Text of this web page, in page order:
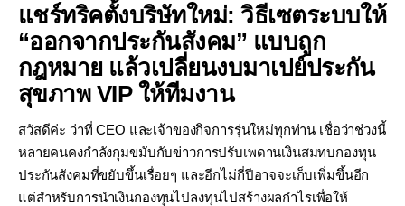
แชร์ทริคตั้งบริษัทใหม่: วิธีเซตระบบให้
“ออกจากประกันสังคม” แบบถูก
กฎหมาย แล้วเปลี่ยนงบมาเปย์ประกัน
สุขภาพ VIP ให้ทีมงาน
สวัสดีค่ะ ว่าที่ CEO และเจ้าของกิจการรุ่นใหม่ทุกท่าน เชื่อว่าช่วงนี้
หลายคนคงกำลังกุมขมับกับข่าวการปรับเพดานเงินสมทบกองทุน
ประกันสังคมที่ขยับขึ้นเรื่อยๆ และอีกไม่กี่ปีอาจจะเก็บเพิ่มขึ้นอีก
แต่สำหรับการนำเงินกองทุนไปลงทุนไปสร้างผลกำไรเพื่อให้